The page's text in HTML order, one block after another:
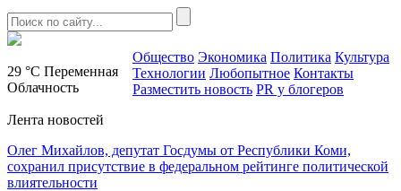
29 °C Переменная
Облачность
Общество Экономика Политика Культура
Технологии Любопытное Контакты
Разместить новость PR у блогеров
Лента новостей
Олег Михайлов, депутат Госдумы от Республики Коми,
сохранил присутствие в федеральном рейтинге политической
влиятельности